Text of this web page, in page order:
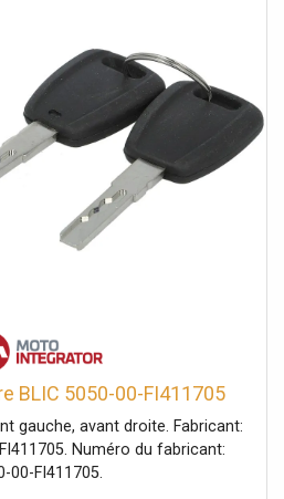
BLIC 5050-00-FI411705
gauche, avant droite. Fabricant:
Numéro du fabricant:
00-FI411705.